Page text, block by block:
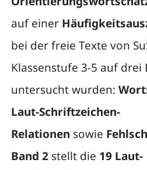
auf einer
bei der freie Texte von
Klassenstufe 3-5 auf drei
untersucht wurden:
Laut-Schriftzeichen-
Relationen sowie
Band 2stellt die 19 Laut-